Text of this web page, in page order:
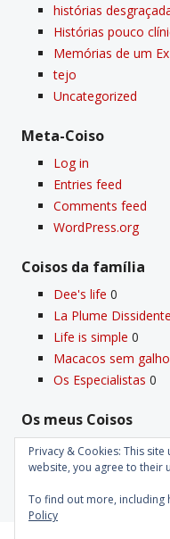
histórias
Histórias pouco
Memórias de um
tejo
Uncategorized
Meta-Coiso
Log in
Entries feed
Comments feed
WordPress.org
Coisos da famí­lia
Dee's life 0
La Plume Dissidente
Life is simple 0
Macacos sem galho
Os Especialistas 0
Os meus Coisos
Deus0
Velho Coiso0
Privacy & Cookies: This
website, you agree to their
To find out more, including
Policy